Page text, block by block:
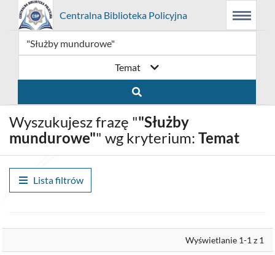
Menu
główne
Wyszukiwarka
Treść
główna
Prolib
Integro
-
strona
główna
Centralna Biblioteka Policyjna
Menu
Temat
Wyszukujesz frazę ""Służby
mundurowe"" wg kryterium: Temat
Lista filtrów
Wyświetlanie 1-1 z 1